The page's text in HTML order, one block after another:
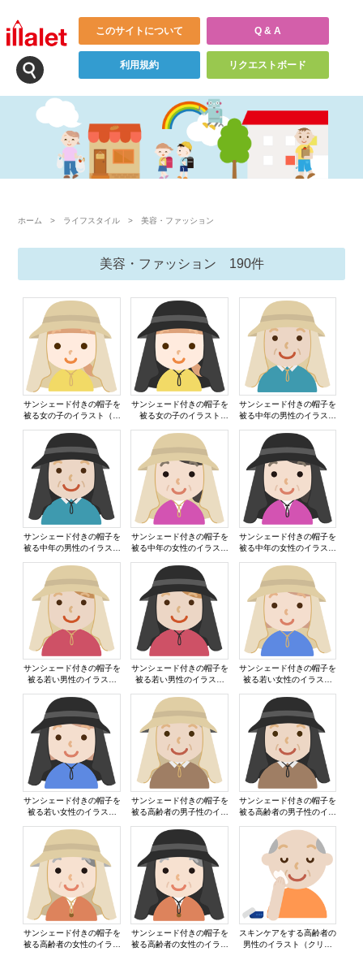
このサイトについて Q & A
利用規約 リクエストボード
ホーム > ライフスタイル >美容・ファッション
美容・ファッション 190件
サンシェード付きの帽子を
被る女の子のイラスト（ベ
サンシェード付きの帽子を
被る女の子のイラスト
サンシェード付きの帽子を
被る中年の男性のイラスト
サンシェード付きの帽子を
被る中年の男性のイラスト
サンシェード付きの帽子を
被る中年の女性のイラスト
サンシェード付きの帽子を
被る中年の女性のイラスト
サンシェード付きの帽子を
被る若い男性のイラスト
サンシェード付きの帽子を
被る若い男性のイラスト
サンシェード付きの帽子を
被る若い女性のイラスト
サンシェード付きの帽子を
被る若い女性のイラスト
サンシェード付きの帽子を
被る高齢者の男子性のイラ
サンシェード付きの帽子を
被る高齢者の男子性のイラ
サンシェード付きの帽子を
被る高齢者の女性のイラス
サンシェード付きの帽子を
被る高齢者の女性のイラス
スキンケアをする高齢者の
男性のイラスト（クリー